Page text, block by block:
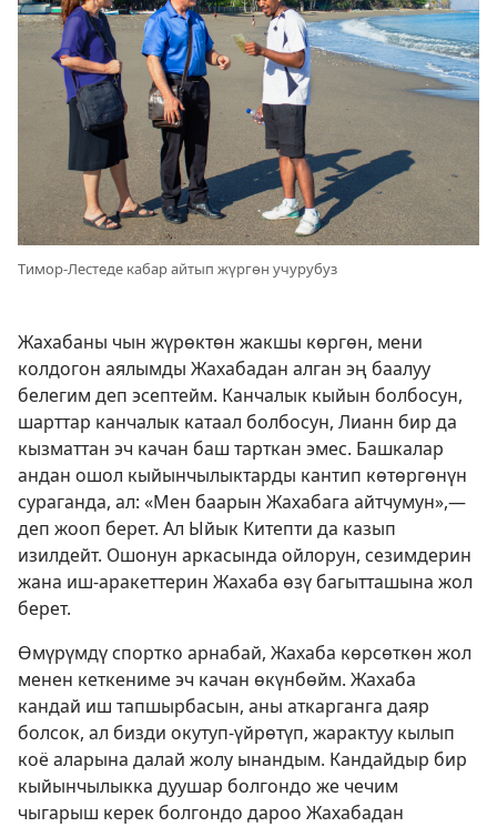
Тимор-Лестеде кабар айтып жүргөн учурубуз
Жахабаны чын жүрөктөн жакшы көргөн, мени
колдогон аялымды Жахабадан алган эң баалуу
белегим деп эсептейм. Канчалык кыйын болбосун,
шарттар канчалык катаал болбосун, Лианн бир да
кызматтан эч качан баш тарткан эмес. Башкалар
андан ошол кыйынчылыктарды кантип көтөргөнүн
сураганда, ал: «Мен баарын Жахабага айтчумун»,—
деп жооп берет. Ал Ыйык Китепти да казып
изилдейт. Ошонун аркасында ойлорун, сезимдерин
жана иш-аракеттерин Жахаба өзү багытташына жол
берет.
Өмүрүмдү спортко арнабай, Жахаба көрсөткөн жол
менен кеткениме эч качан өкүнбөйм. Жахаба
кандай иш тапшырбасын, аны аткарганга даяр
болсок, ал бизди окутуп-үйрөтүп, жарактуу кылып
коё аларына далай жолу ынандым. Кандайдыр бир
кыйынчылыкка дуушар болгондо же чечим
чыгарыш керек болгондо дароо Жахабадан